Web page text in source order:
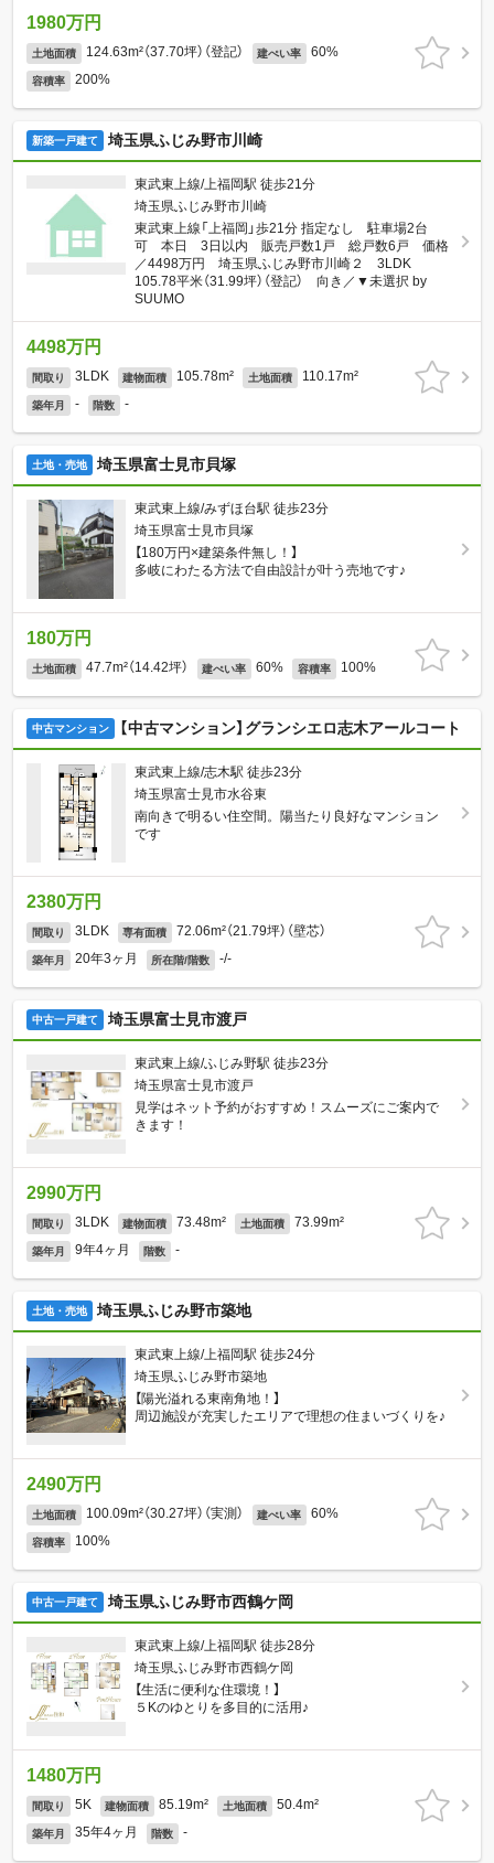
1980万円
土地面積 124.63m²（37.70坪）（登記） 建ぺい率 60%
容積率 200%
新築一戸建て 埼玉県ふじみ野市川崎
東武東上線/上福岡駅 徒歩21分
埼玉県ふじみ野市川崎
東武東上線「上福岡」歩21分 指定なし 駐車場2台
可 本日 3日以内 販売戸数1戸 総戸数6戸 価格
／4498万円 埼玉県ふじみ野市川崎２ 3LDK
105.78平米（31.99坪）（登記） 向き／▼未選択 by
SUUMO
4498万円
間取り 3LDK 建物面積 105.78m² 土地面積 110.17m²
築年月 - 階数 -
土地・売地 埼玉県富士見市貝塚
東武東上線/みずほ台駅 徒歩23分
埼玉県富士見市貝塚
【180万円×建築条件無し！】
多岐にわたる方法で自由設計が叶う売地です♪
180万円
土地面積 47.7m²（14.42坪） 建ぺい率 60% 容積率 100%
中古マンション 【中古マンション】グランシエロ志木アールコート
東武東上線/志木駅 徒歩23分
埼玉県富士見市水谷東
南向きで明るい住空間。陽当たり良好なマンション
です
2380万円
間取り 3LDK 専有面積 72.06m²（21.79坪）（壁芯）
築年月 20年3ヶ月 所在階/階数 -/-
中古一戸建て 埼玉県富士見市渡戸
東武東上線/ふじみ野駅 徒歩23分
埼玉県富士見市渡戸
見学はネット予約がおすすめ！スムーズにご案内で
きます！
2990万円
間取り 3LDK 建物面積 73.48m² 土地面積 73.99m²
築年月 9年4ヶ月 階数 -
土地・売地 埼玉県ふじみ野市築地
東武東上線/上福岡駅 徒歩24分
埼玉県ふじみ野市築地
【陽光溢れる東南角地！】
周辺施設が充実したエリアで理想の住まいづくりを♪
2490万円
土地面積 100.09m²（30.27坪）（実測） 建ぺい率 60%
容積率 100%
中古一戸建て 埼玉県ふじみ野市西鶴ケ岡
東武東上線/上福岡駅 徒歩28分
埼玉県ふじみ野市西鶴ケ岡
【生活に便利な住環境！】
５Kのゆとりを多目的に活用♪
1480万円
間取り 5K 建物面積 85.19m² 土地面積 50.4m²
築年月 35年4ヶ月 階数 -